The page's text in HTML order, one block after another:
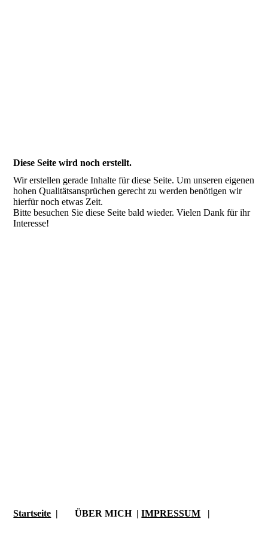
Diese Seite wird noch erstellt.
Wir erstellen gerade Inhalte für diese Seite. Um unseren eigenen
hohen Qualitätsansprüchen gerecht zu werden benötigen wir
hierfür noch etwas Zeit.
Bitte besuchen Sie diese Seite bald wieder. Vielen Dank für ihr
Interesse!
Startseite | ÜBER MICH |IMPRESSUM |